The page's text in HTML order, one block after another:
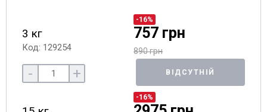
3 кг
Код: 129254
-16%
757 грн
890 грн
- + ВІДСУТНІЙ
-16%